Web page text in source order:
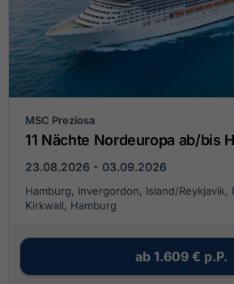
MSC Preziosa
11 Nächte Nordeuropa ab/bis
23.08.2026 - 03.09.2026
Hamburg, Invergordon, Island/Reykjavik,
Kirkwall, Hamburg
ab 1.609 € p.P.